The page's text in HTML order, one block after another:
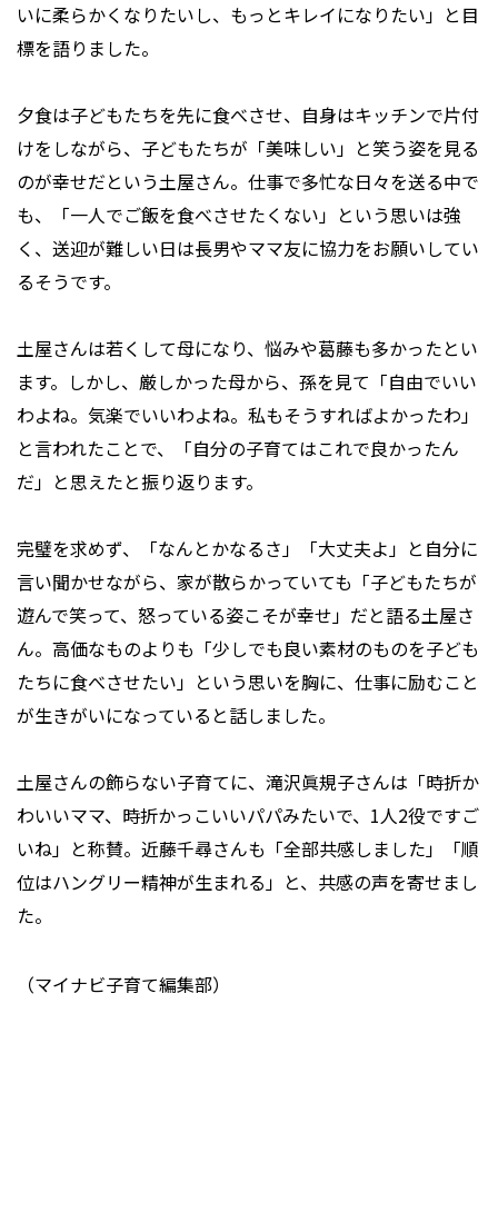
いに柔らかくなりたいし、もっとキレイになりたい」と目
標を語りました。
夕食は子どもたちを先に食べさせ、自身はキッチンで片付
けをしながら、子どもたちが「美味しい」と笑う姿を見る
のが幸せだという土屋さん。仕事で多忙な日々を送る中で
も、「一人でご飯を食べさせたくない」という思いは強
く、送迎が難しい日は長男やママ友に協力をお願いしてい
るそうです。
土屋さんは若くして母になり、悩みや葛藤も多かったとい
ます。しかし、厳しかった母から、孫を見て「自由でいい
わよね。気楽でいいわよね。私もそうすればよかったわ」
と言われたことで、「自分の子育てはこれで良かったん
だ」と思えたと振り返ります。
完璧を求めず、「なんとかなるさ」「大丈夫よ」と自分に
言い聞かせながら、家が散らかっていても「子どもたちが
遊んで笑って、怒っている姿こそが幸せ」だと語る土屋さ
ん。高価なものよりも「少しでも良い素材のものを子ども
たちに食べさせたい」という思いを胸に、仕事に励むこと
が生きがいになっていると話しました。
土屋さんの飾らない子育てに、滝沢眞規子さんは「時折か
わいいママ、時折かっこいいパパみたいで、1人2役ですご
いね」と称賛。近藤千尋さんも「全部共感しました」「順
位はハングリー精神が生まれる」と、共感の声を寄せまし
た。
（マイナビ子育て編集部）